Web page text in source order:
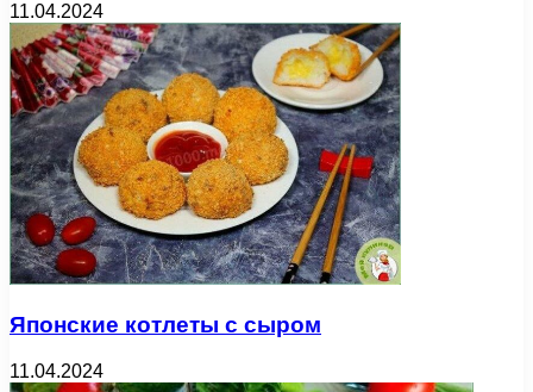
11.04.2024
Японские котлеты с сыром
11.04.2024